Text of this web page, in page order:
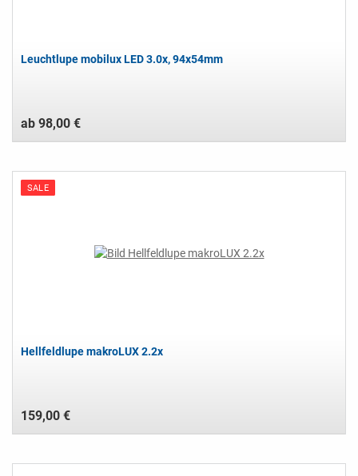
Leuchtlupe mobilux LED 3.0x, 94x54mm
ab 98,00 €
SALE
Hellfeldlupe makroLUX 2.2x
159,00 €